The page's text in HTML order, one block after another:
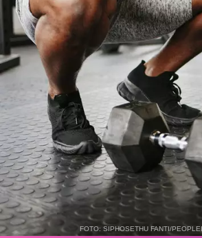
FOTO: SIPHOSETHU FANTI/